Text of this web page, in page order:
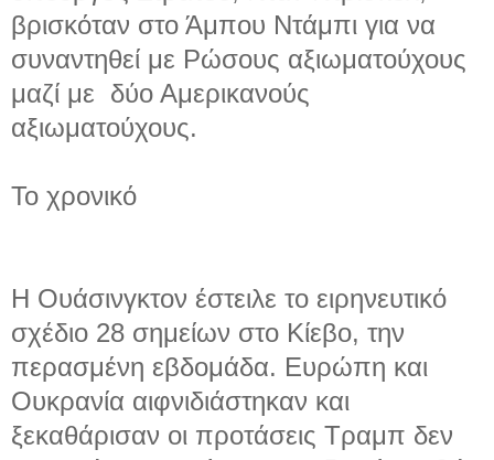
βρισκόταν στο Άμπου Ντάμπι για να
συναντηθεί με Ρώσους αξιωματούχους
μαζί με δύο Αμερικανούς
αξιωματούχους.
Το χρονικό
Η Ουάσινγκτον έστειλε το ειρηνευτικό
σχέδιο 28 σημείων στο Κίεβο, την
περασμένη εβδομάδα. Ευρώπη και
Ουκρανία αιφνιδιάστηκαν και
ξεκαθάρισαν οι προτάσεις Τραμπ δεν